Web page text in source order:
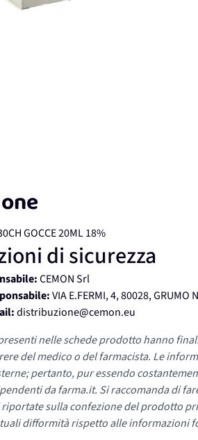
GOCCE 20ML 18%
di sicurezza
CEMON Srl
VIA E.FERMI, 4, 80028, GRUMO
distribuzione@cemon.eu
nelle schede prodotto hanno
del medico o del farmacista. Le
pertanto, pur essendo
da farma.it. Si raccomanda di
sulla confezione del prodotto
difformità rispetto alle informazioni